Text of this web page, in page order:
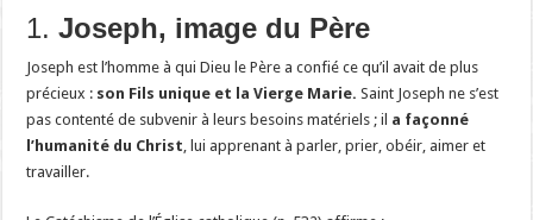
1.Joseph, image du Père
Joseph est l’homme à qui Dieu le Père a confié ce qu’il avait de plus
précieux : son Fils unique et la Vierge Marie. Saint Joseph ne s’est
pas contenté de subvenir à leurs besoins matériels ; il a façonné
l’humanité du Christ, lui apprenant à parler, prier, obéir, aimer et
travailler.